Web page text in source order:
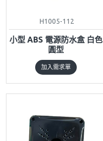
H1005-112
小型 ABS 電源防水盒 白色
圓型
加入需求單